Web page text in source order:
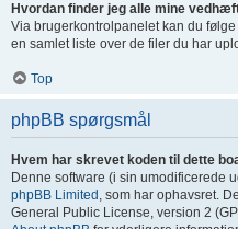
Hvordan finder jeg alle mine
Via brugerkontrolpanelet kan du
en samlet liste over de filer du har
Top
phpBB spørgsmål
Hvem har skrevet koden til dette
Denne software (i sin umodificerede
phpBB Limited , som har ophavsret.
General Public License, version 2